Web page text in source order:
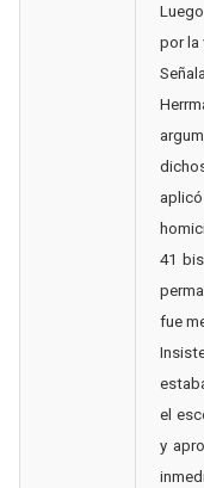
por la
41
fue
el
y